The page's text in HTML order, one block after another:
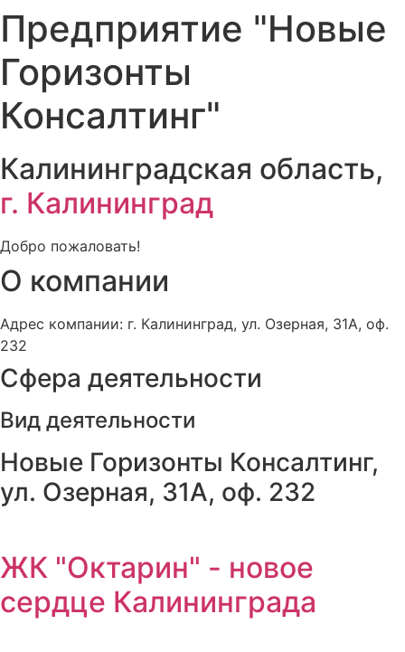
Предприятие "Новые
Горизонты
Консалтинг"
Калининградская область,
г. Калининград
Добро пожаловать!
О компании
Адрес компании: г. Калининград, ул. Озерная, 31А, оф.
232
Сфера деятельности
Вид деятельности
Новые Горизонты Консалтинг,
ул. Озерная, 31А, оф. 232
ЖК "Октарин" - новое
сердце Калининграда